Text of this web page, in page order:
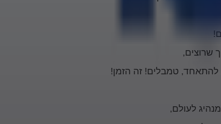
שרוצים,
להתאחד, טמבלים! זה הזמן!
לעולם,